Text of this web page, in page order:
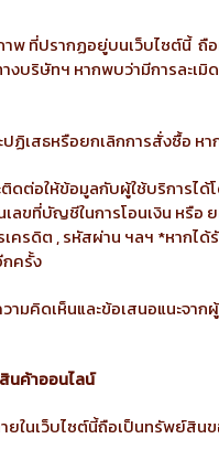
พ ที่ปรากฏอยู่บนเว็บไซต์นี้ ถื
บริษัทฯ หากพบว่ามีการละเมิ
ฏิเสธหรือยกเลิกการสั่งซื้อ
ดต่อให้ข้อมูลกับผู้ใช้บริการได้
ลขที่บัญชีในการโอนเงิน หรือ
เครดิต , รหัสผ่าน ฯลฯ *หา
ครั้ง
มคิดเห็นและข้อเสนอแนะจา
นค้าออนไลน์
ยในเว็บไซต์นี้ถือเป็นทรัพย์สิน